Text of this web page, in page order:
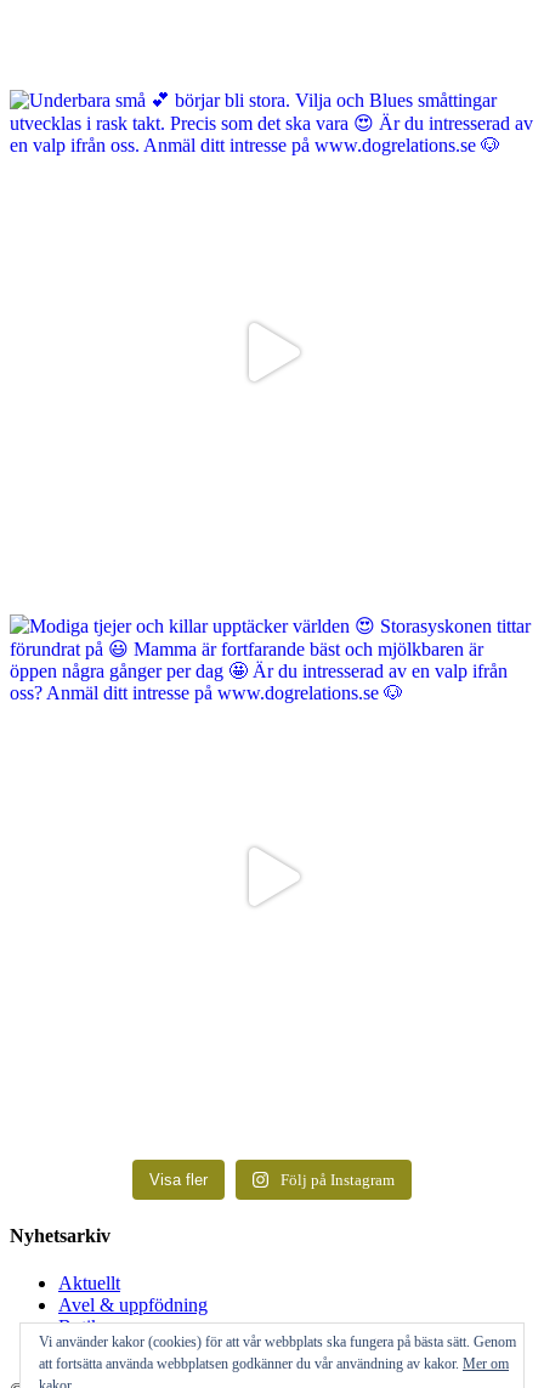
Visa fler Följ på Instagram
Nyhetsarkiv
Aktuellt
Avel & uppfödning
Butiken
Kurser & träning
Vi använder kakor (cookies) för att vår webbplats ska fungera på bästa sätt. Genom
att fortsätta använda webbplatsen godkänner du vår användning av kakor. Mer om